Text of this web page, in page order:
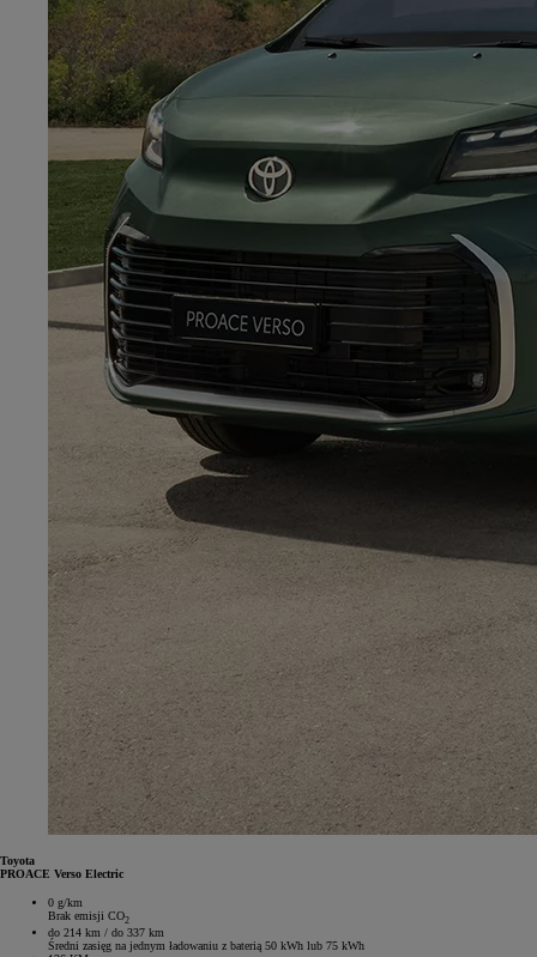
Toyota
PROACE Verso Electric
0 g/km
Brak emisji CO2
do 214 km / do 337 km
Średni zasięg na jednym ładowaniu z baterią 50 kWh lub 75 kWh